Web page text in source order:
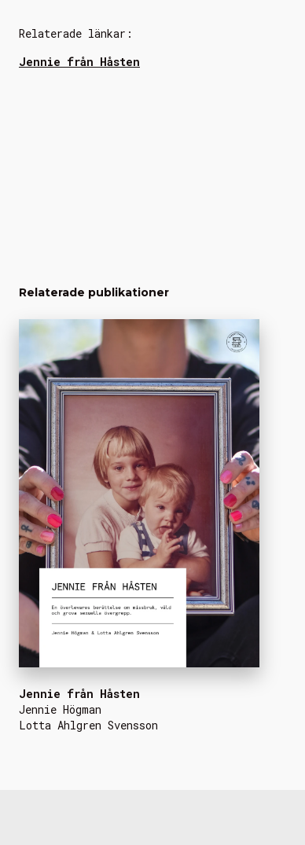
Relaterade länkar:
Jennie från Håsten
Relaterade publikationer
Jennie från Håsten
Jennie Högman
Lotta Ahlgren Svensson